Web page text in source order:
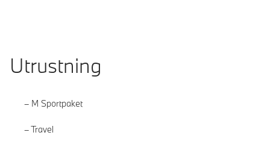
Utrustning
M Sportpaket
Travel